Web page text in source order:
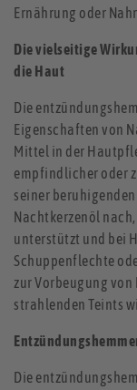
Ernährung oder
Die vielseitige
die Haut
Die
Eigenschaften von
Mittel in der
empfindlicher oder
seiner
Nachtkerzenöl
unterstützt und bei
Schuppenflechte
zur Vorbeugung
strahlenden Teints
Die